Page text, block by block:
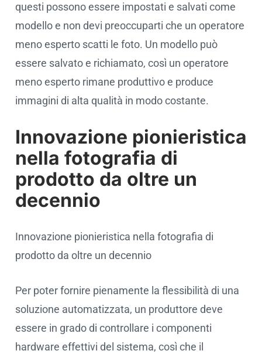
questi possono essere impostati e salvati come
modello e non devi preoccuparti che un operatore
meno esperto scatti le foto. Un modello può
essere salvato e richiamato, così un operatore
meno esperto rimane produttivo e produce
immagini di alta qualità in modo costante.
Innovazione pionieristica
nella fotografia di
prodotto da oltre un
decennio
Innovazione pionieristica nella fotografia di
prodotto da oltre un decennio
Per poter fornire pienamente la flessibilità di una
soluzione automatizzata, un produttore deve
essere in grado di controllare i componenti
hardware effettivi del sistema, così che il